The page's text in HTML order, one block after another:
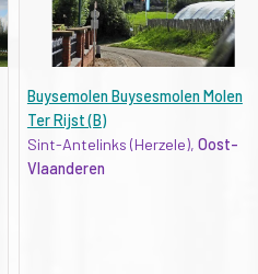
Buysemolen Buysesmolen Molen
Ter Rijst (B)
Sint-Antelinks (Herzele), Oost-
Vlaanderen